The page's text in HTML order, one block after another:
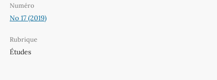
Numéro
No 17 (2019)
Rubrique
Études